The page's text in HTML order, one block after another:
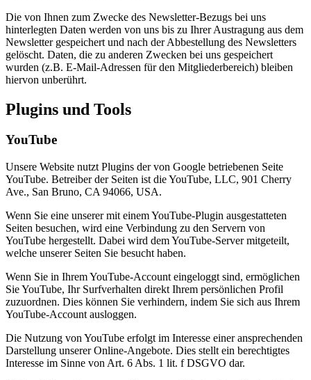
Die von Ihnen zum Zwecke des Newsletter-Bezugs bei uns
hinterlegten Daten werden von uns bis zu Ihrer Austragung aus dem
Newsletter gespeichert und nach der Abbestellung des Newsletters
gelöscht. Daten, die zu anderen Zwecken bei uns gespeichert
wurden (z.B. E-Mail-Adressen für den Mitgliederbereich) bleiben
hiervon unberührt.
Plugins und Tools
YouTube
Unsere Website nutzt Plugins der von Google betriebenen Seite
YouTube. Betreiber der Seiten ist die YouTube, LLC, 901 Cherry
Ave., San Bruno, CA 94066, USA.
Wenn Sie eine unserer mit einem YouTube-Plugin ausgestatteten
Seiten besuchen, wird eine Verbindung zu den Servern von
YouTube hergestellt. Dabei wird dem YouTube-Server mitgeteilt,
welche unserer Seiten Sie besucht haben.
Wenn Sie in Ihrem YouTube-Account eingeloggt sind, ermöglichen
Sie YouTube, Ihr Surfverhalten direkt Ihrem persönlichen Profil
zuzuordnen. Dies können Sie verhindern, indem Sie sich aus Ihrem
YouTube-Account ausloggen.
Die Nutzung von YouTube erfolgt im Interesse einer ansprechenden
Darstellung unserer Online-Angebote. Dies stellt ein berechtigtes
Interesse im Sinne von Art. 6 Abs. 1 lit. f DSGVO dar.